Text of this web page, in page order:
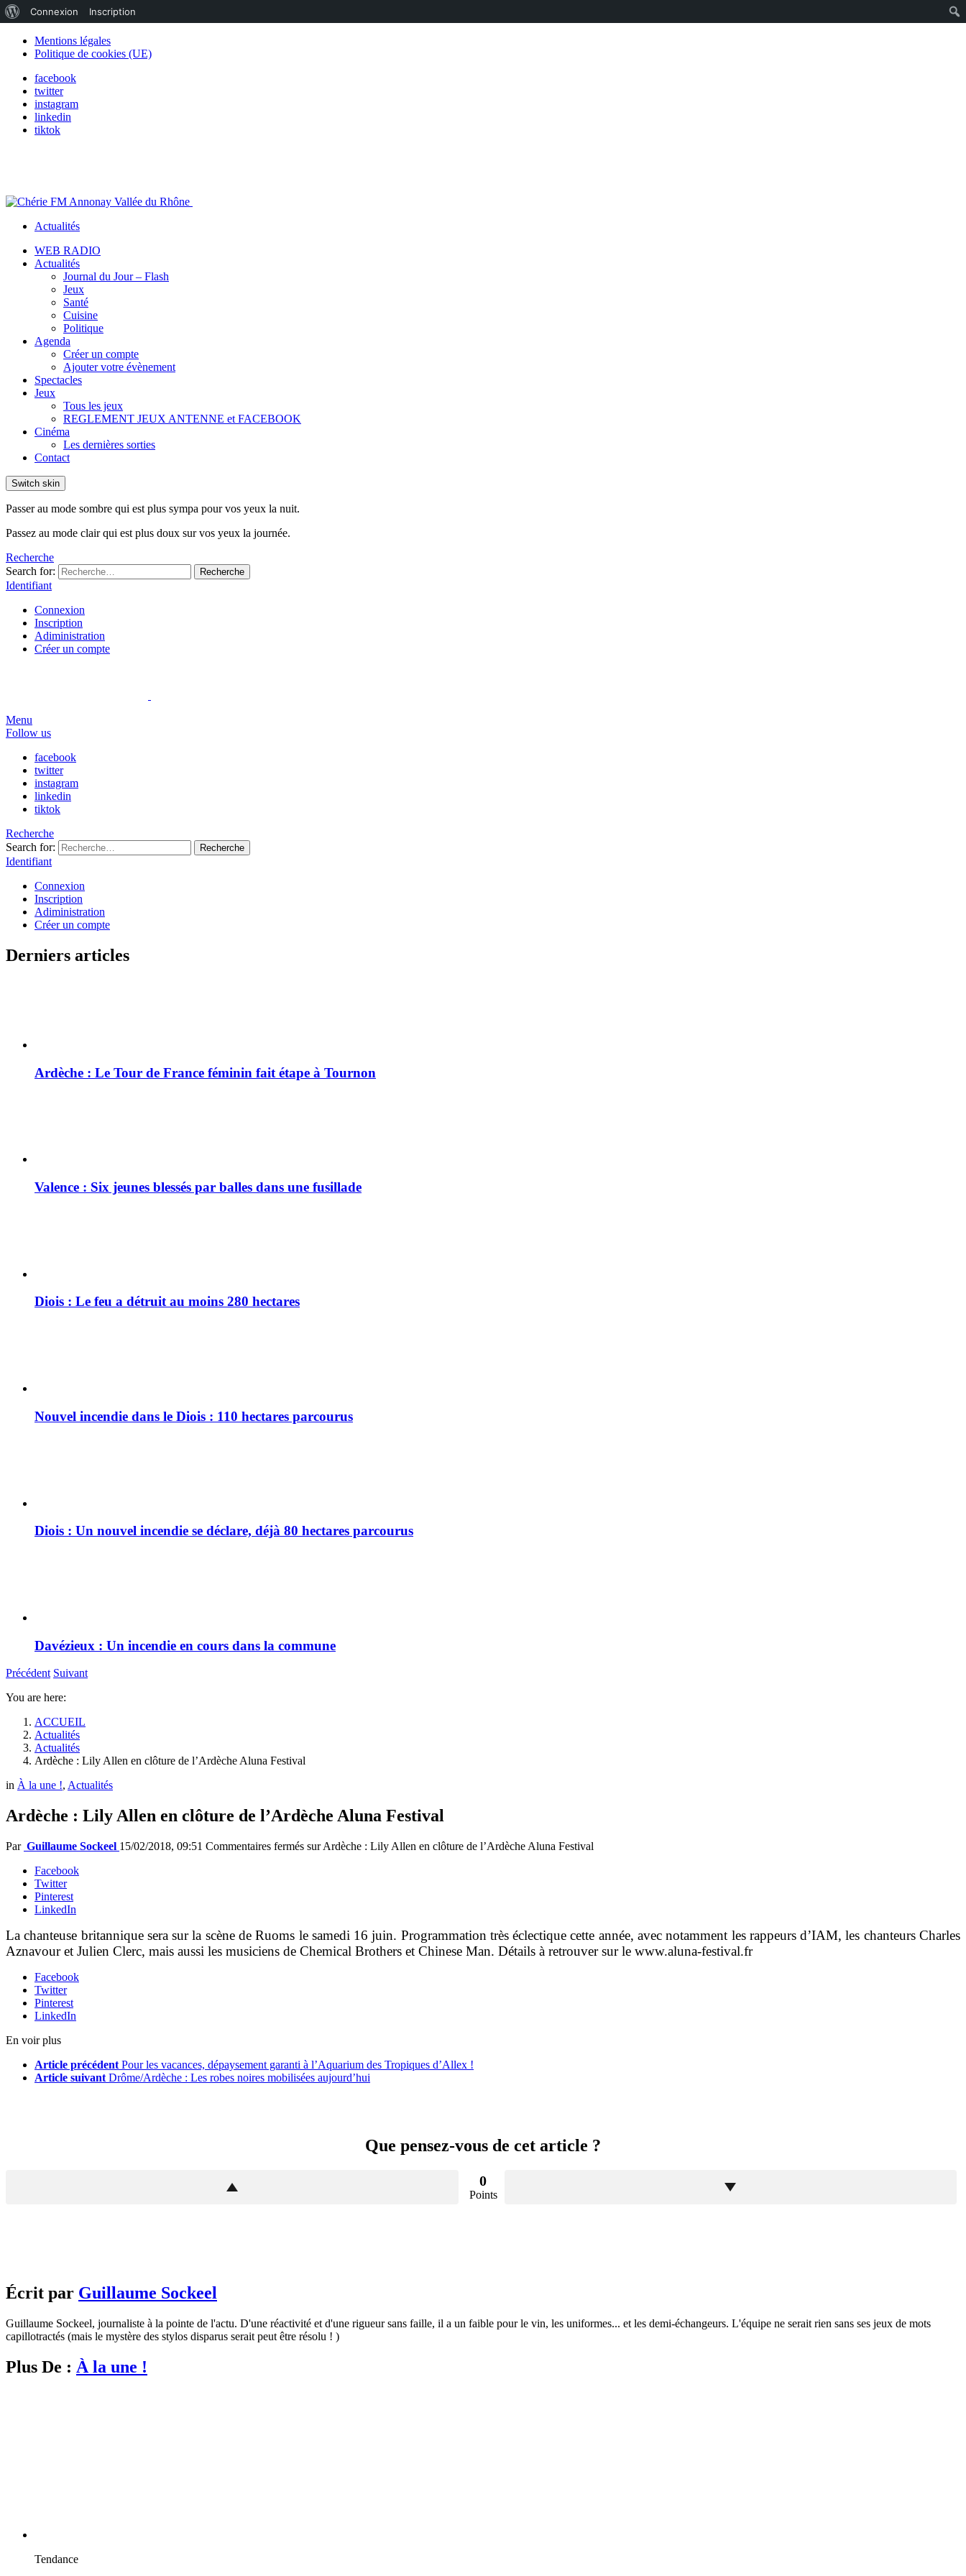
Mentions légales
Politique de cookies (UE)
facebook
twitter
instagram
linkedin
tiktok
Actualités
WEB RADIO
Actualités
Journal du Jour – Flash
Jeux
Santé
Cuisine
Politique
Agenda
Créer un compte
Ajouter votre évènement
Spectacles
Jeux
Tous les jeux
REGLEMENT JEUX ANTENNE et FACEBOOK
Cinéma
Les dernières sorties
Contact
Switch skin
Passer au mode sombre qui est plus sympa pour vos yeux la nuit.
Passez au mode clair qui est plus doux sur vos yeux la journée.
Recherche
Search for:
Recherche
Identifiant
Connexion
Inscription
Adiministration
Créer un compte
Menu
Follow us
facebook
twitter
instagram
linkedin
tiktok
Recherche
Search for:
Recherche
Identifiant
Connexion
Inscription
Adiministration
Créer un compte
Derniers articles
Ardèche : Le Tour de France féminin fait étape à Tournon
Valence : Six jeunes blessés par balles dans une fusillade
Diois : Le feu a détruit au moins 280 hectares
Nouvel incendie dans le Diois : 110 hectares parcourus
Diois : Un nouvel incendie se déclare, déjà 80 hectares parcourus
Davézieux : Un incendie en cours dans la commune
Précédent Suivant
You are here:
ACCUEIL
Actualités
Actualités
Ardèche : Lily Allen en clôture de l’Ardèche Aluna Festival
in À la une !, Actualités
Ardèche : Lily Allen en clôture de l’Ardèche Aluna Festival
Par Guillaume Sockeel 15/02/2018, 09:51 Commentaires fermés sur Ardèche : Lily Allen en clôture de l’Ardèche Aluna Festival
Facebook
Twitter
Pinterest
LinkedIn
La chanteuse britannique sera sur la scène de Ruoms le samedi 16 juin. Programmation très éclectique cette année, avec notamment les rappeurs d’IAM, les chanteurs Charles
Aznavour et Julien Clerc, mais aussi les musiciens de Chemical Brothers et Chinese Man. Détails à retrouver sur le www.aluna-festival.fr
Facebook
Twitter
Pinterest
LinkedIn
En voir plus
Article précédent Pour les vacances, dépaysement garanti à l’Aquarium des Tropiques d’Allex !
Article suivant Drôme/Ardèche : Les robes noires mobilisées aujourd’hui
Que pensez-vous de cet article ?
0
Points
Écrit par Guillaume Sockeel
Guillaume Sockeel, journaliste à la pointe de l'actu. D'une réactivité et d'une rigueur sans faille, il a un faible pour le vin, les uniformes... et les demi-échangeurs. L'équipe ne serait rien sans ses jeux de mots
capillotractés (mais le mystère des stylos disparus serait peut être résolu ! )
Plus De : À la une !
Tendance
de
WordPress
Connexion Inscription